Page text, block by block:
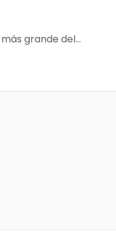
Se parte de la expo más grande del NOA